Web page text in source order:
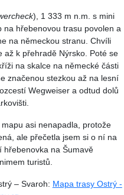
), 1 333 m n.m. s mini
hřebenovou trasu povolen a
na německou stranu. Chvíli
až k přehradě Nýrsko. Poté se
na skalce na německé části
značenou stezkou až na lesní
Wegweiser a odtud dolů
asi nenapadla, protože
ale přečetla jsem si o ní na
hřebenovka na Šumavě
turistů.
– Svaroh: Mapa trasy Ostrý -